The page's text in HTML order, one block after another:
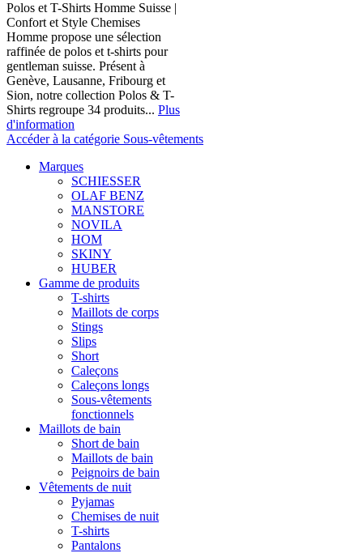
Polos et T-Shirts Homme Suisse |
Confort et Style Chemises
Homme propose une sélection
raffinée de polos et t-shirts pour
gentleman suisse. Présent à
Genève, Lausanne, Fribourg et
Sion, notre collection Polos & T-
Shirts regroupe 34 produits... Plus
d'information
Accéder à la catégorie Sous-vêtements
Marques
SCHIESSER
OLAF BENZ
MANSTORE
NOVILA
HOM
SKINY
HUBER
Gamme de produits
T-shirts
Maillots de corps
Stings
Slips
Short
Caleçons
Caleçons longs
Sous-vêtements
fonctionnels
Maillots de bain
Short de bain
Maillots de bain
Peignoirs de bain
Vêtements de nuit
Pyjamas
Chemises de nuit
T-shirts
Pantalons